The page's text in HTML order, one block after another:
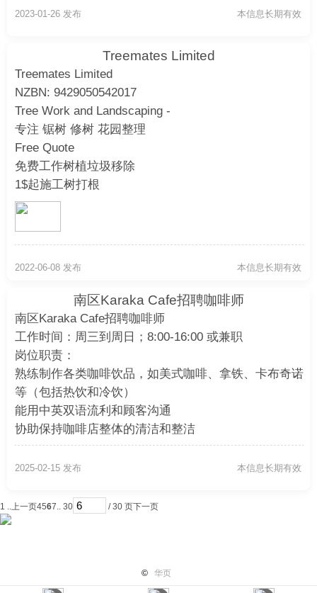
浴室风扇，镜灯，三合一浴霸，毛巾架
报警器等等
0211524521 Andrew
本信息长期有效
2023-01-26 发布
Treemates Limited
Treemates Limited
NZBN: 9429050542017
Tree Work and Landscaping -
专注 锯树 修树 花园整理
Free Quote
免费工作树植垃圾移除
1$起施工树打根
Arborist 树艺师 Byron 021 530 988
本信息长期有效
2022-06-08 发布
南区Karaka Cafe招聘咖啡师
南区Karaka Cafe招聘咖啡师
工作时间：周三到周日；8:00-16:00 或兼职
岗位职责：
熟练制作各类咖啡饮品，如美式咖啡、拿铁、卡布奇诺
等（包括热饮和冷饮）
能用中英双语流利和顾客沟通
协助保持咖啡店整体的清洁和整洁
任职要求：
有咖啡师工作经验者优先
具备快节奏环境下工作的能力
本信息长期有效
2025-02-15 发布
1 ..上一页4567.. 30 / 30 页下一页
© 华页